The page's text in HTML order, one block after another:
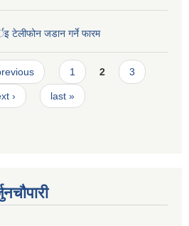
टेलीफोन जडान गर्ने फारम
1 2 3
› last »